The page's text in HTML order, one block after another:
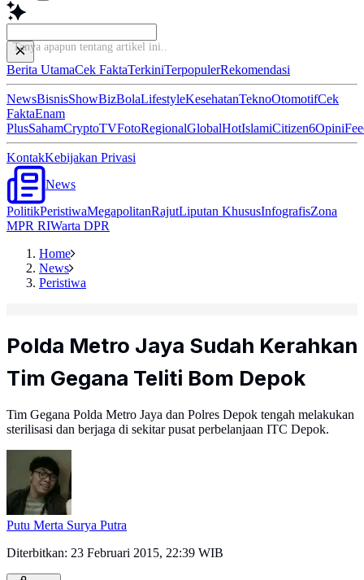
Tanya apapun tentang artikel ini...
Berita UtamaCek FaktaTerkiniTerpopulerRekomendasi
NewsBisnisShowBizBolaLifestyleKesehatanTeknoOtomotifCek
FaktaEnam
PlusSahamCryptoTVFotoRegionalGlobalHotIslamiCitizen6Opini
KontakKebijakan Privasi
News
PolitikPeristiwaMegapolitanRajutLiputan KhususInfografisZona
MPR RIWarta DPR
Home
News
Peristiwa
Polda Metro Jaya Sudah Kerahkan
Tim Gegana Teliti Bom Depok
Tim Gegana Polda Metro Jaya dan Polres Depok tengah melakukan
sterilisasi dan berjaga di sekitar pusat perbelanjaan ITC Depok.
Putu Merta Surya Putra
Diterbitkan: 23 Februari 2015, 22:39 WIB